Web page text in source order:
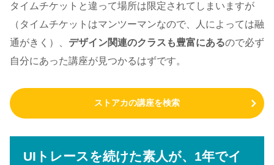
タイムチケットと違って場所は限定されてしまいますが
（タイムチケットはマンツーマンなので、人によっては融
通がきく）、 デザイン関連のクラスも豊富にあるので必ず
自分にあった講座が見つかるはずです。
ストアカの講座を検索
UIトレースを続けた素人が、1年でイ